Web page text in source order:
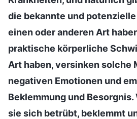
die bekannte und
einen oder anderen Art
praktische körperliche
Art haben, versinken solche
negativen Emotionen und
Beklemmung und
sie sich betrübt, beklemmt